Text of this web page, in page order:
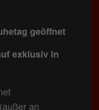
geöffnet
exklusiv in
an